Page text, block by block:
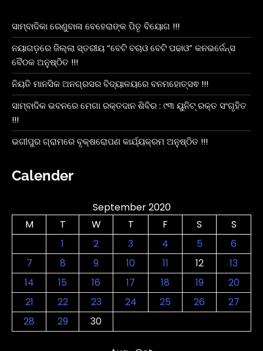
ସାମ୍ବାଦିକା ରେଣୁବାଳା ବେହେରାଙ୍କ ପିତୃ ବିୟୋଗ !!!
ନୟାଗଡ଼ରେ ଜିଲ୍ଲା ସ୍ତରୀୟ “ବେଟି ବଚାଓ ବେଟି ପଢାଓ” କନଭର୍ଜେନ୍ସ
ବୈଠକ ଅନୁଷ୍ଠିତ !!!
ନିୟତି ମାନସିକ ଅନଗ୍ରସର ବିଦ୍ୟାଳୟରେ ବନମହୋତ୍ସଵ !!!
ସାମ୍ବାଦିକ ଭବନରେ ମେଗା ରକ୍ତଦାନ ଶିବିର : ୯୩ ୟୁନିଟ୍ ରକ୍ତ ସଂଗୃହିତ
!!!
ଭଗୀପୁର ଗ୍ରାମରେ ବୃକ୍ଷରୋପଣ କାର୍ଯ୍ୟକ୍ରମ ଅନୁଷ୍ଠିତ !!!
Calender
September 2020
M
T W T F S
S
1
2 3 4 5
6
7
8 9 10 11 12
13
14
15 16 17 18 19
20
21
22 23 24 25 26
27
28
29 30